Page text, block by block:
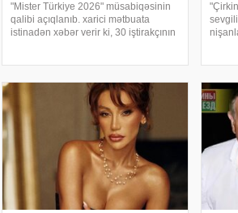
"Mister Türkiye 2026" müsabiqəsinin
qalibi açıqlanıb. xarici mətbuata
istinadən xəbər verir ki, 30 iştirakçının